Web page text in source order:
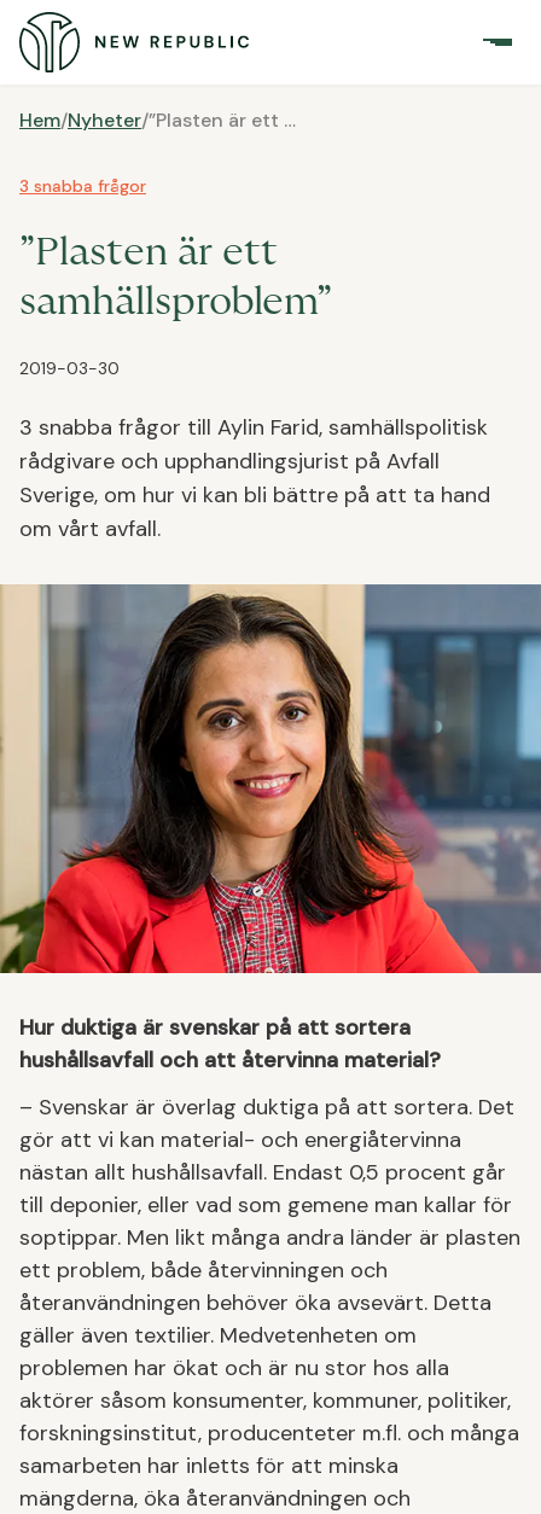
Hem/Nyheter/ ”Plasten är ett samhällsproblem”
3 snabba frågor
”Plasten är ett
samhällsproblem”
2019-03-30
3 snabba frågor till Aylin Farid, samhällspolitisk
rådgivare och upphandlingsjurist på Avfall
Sverige, om hur vi kan bli bättre på att ta hand
om vårt avfall.
Hur duktiga är svenskar på att sortera
hushållsavfall och att återvinna material?
– Svenskar är överlag duktiga på att sortera. Det
gör att vi kan material- och energiåtervinna
nästan allt hushållsavfall. Endast 0,5 procent går
till deponier, eller vad som gemene man kallar för
soptippar. Men likt många andra länder är plasten
ett problem, både återvinningen och
återanvändningen behöver öka avsevärt. Detta
gäller även textilier. Medvetenheten om
problemen har ökat och är nu stor hos alla
aktörer såsom konsumenter, kommuner, politiker,
forskningsinstitut, producenteter m.fl. och många
samarbeten har inletts för att minska
mängderna, öka återanvändningen och